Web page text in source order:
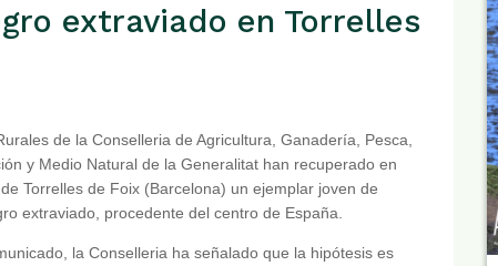
extraviado en Torrelles
de la Conselleria de Agricultura, Ganadería, Pesca,
y Medio Natural de la Generalitat han recuperado en
Torrelles de Foix (Barcelona) un ejemplar joven de
extraviado, procedente del centro de España.
la Conselleria ha señalado que la hipótesis es